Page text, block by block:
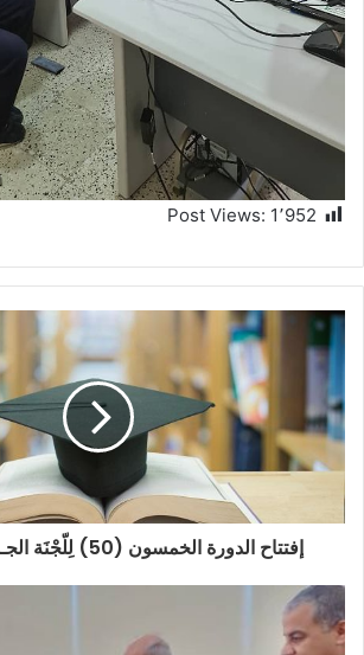
Post Views: 1٬952
إفتتاح الدورة الخمسون (50) لِلّجْنَة الجـامعية الوطنية